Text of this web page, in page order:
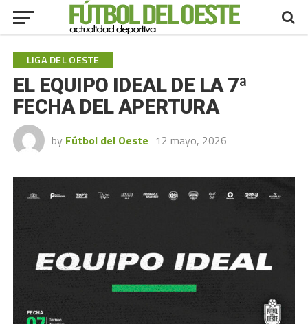
LIGA DEL OESTE
EL EQUIPO IDEAL DE LA 7ª
FECHA DEL APERTURA
by Fútbol del Oeste 12 mayo, 2026